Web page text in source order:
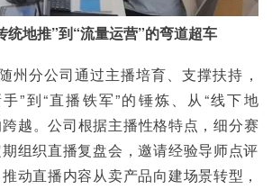
统地推”到“流量运营”的弯道超车
州分公司通过主播培育、支撑扶持，
”到“直播铁军”的锤炼、从“线下地
跨越。公司根据主播性格特点，细分赛
组织直播复盘会，邀请经验导师点评
动直播内容从卖产品向建场景转型，